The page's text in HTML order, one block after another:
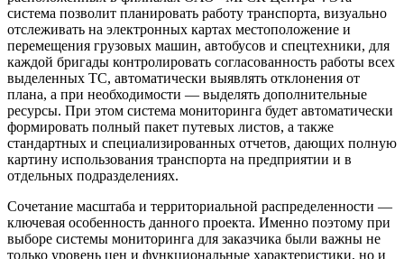
система позволит планировать работу транспорта, визуально
отслеживать на электронных картах местоположение и
перемещения грузовых машин, автобусов и спецтехники, для
каждой бригады контролировать согласованность работы всех
выделенных ТС, автоматически выявлять отклонения от
плана, а при необходимости — выделять дополнительные
ресурсы. При этом система мониторинга будет автоматически
формировать полный пакет путевых листов, а также
стандартных и специализированных отчетов, дающих полную
картину использования транспорта на предприятии и в
отдельных подразделениях.
Сочетание масштаба и территориальной распределенности —
ключевая особенность данного проекта. Именно поэтому при
выборе системы мониторинга для заказчика были важны не
только уровень цен и функциональные характеристики, но и